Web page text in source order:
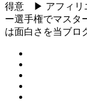
得意 ▶︎ アフィリ
ー選手権でマス
は面白さを当ブロ